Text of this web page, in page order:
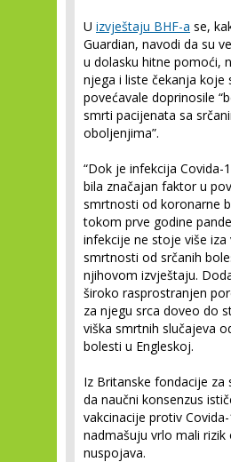
U izvještaju BHF-a se,
Guardian, navodi da su
u dolasku hitne pomoći,
njega i liste čekanja koje
povećavale doprinosile
smrti pacijenata sa
oboljenjima”.
“Dok je infekcija Covida-
bila značajan faktor u
smrtnosti od koronarne
tokom prve godine
infekcije ne stoje više iza
smrtnosti od srčanih
njihovom izvještaju.
široko rasprostranjen
za njegu srca doveo do
viška smrtnih slučajeva
bolesti u Engleskoj.
Iz Britanske fondacije za
da naučni konsenzus
vakcinacije protiv
nadmašuju vrlo mali rizik
nuspojava.